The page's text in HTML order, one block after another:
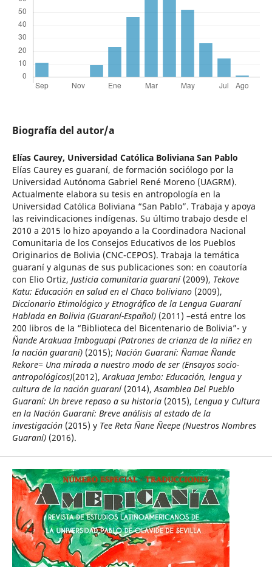
Biografía del autor/a
Elías Caurey, Universidad Católica Boliviana San Pablo
Elías Caurey es guaraní, de formación sociólogo por la
Universidad Autónoma Gabriel René Moreno (UAGRM).
Actualmente elabora su tesis en antropología en la
Universidad Católica Boliviana “San Pablo”. Trabaja y apoya
las reivindicaciones indígenas. Su último trabajo desde el
2010 a 2015 lo hizo apoyando a la Coordinadora Nacional
Comunitaria de los Consejos Educativos de los Pueblos
Originarios de Bolivia (CNC-CEPOS). Trabaja la temática
guaraní y algunas de sus publicaciones son: en coautoría
con Elio Ortiz, Justicia comunitaria guaraní(2009), Tekove
Katu: Educación en salud en el Chaco boliviano(2009),
Diccionario Etimológico y Etnográfico de la Lengua Guaraní
Hablada en Bolivia (Guaraní-Español)(2011) –está entre los
200 libros de la “Biblioteca del Bicentenario de Bolivia”- y
Ñande Arakuaa Imboguapi (Patrones de crianza de la niñez en
la nación guaraní)(2015); Nación Guaraní: Ñamae Ñande
Rekore= Una mirada a nuestro modo de ser (Ensayos socio-
antropológicos)(2012),Arakuaa Jembo: Educación, lengua y
cultura de la nación guaraní(2014),Asamblea Del Pueblo
Guaraní: Un breve repaso a su historia(2015), Lengua y Cultura
en la Nación Guaraní: Breve análisis al estado de la
investigación(2015) y Tee Reta Ñane Ñeepe (Nuestros Nombres
Guaraní)(2016).